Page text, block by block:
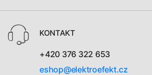
KONTAKT
+420 376 322 653
eshop@elektroefekt.cz